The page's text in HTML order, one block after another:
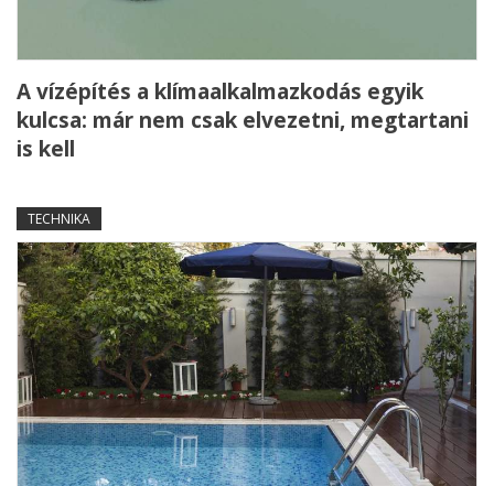
A vízépítés a klímaalkalmazkodás egyik
kulcsa: már nem csak elvezetni, megtartani
is kell
TECHNIKA